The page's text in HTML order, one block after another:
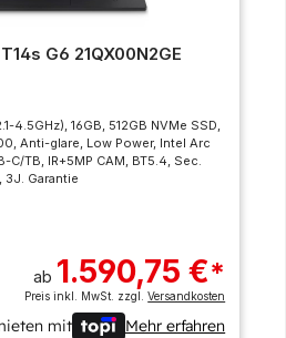
G6 21QX00N2GE
4.5GHz), 16GB, 512GB NVMe SSD,
Anti-glare, Low Power, Intel Arc
C/TB, IR+5MP CAM, BT5.4, Sec.
3J. Garantie
ab 1.590,75 €*
Preis inkl. MwSt. zzgl.Versandkosten
mit Mehr erfahren